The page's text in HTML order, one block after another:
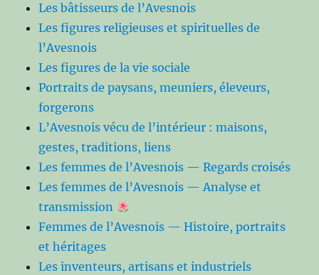
Les bâtisseurs de l’Avesnois
Les figures religieuses et spirituelles de
l’Avesnois
Les figures de la vie sociale
Portraits de paysans, meuniers, éleveurs,
forgerons
L’Avesnois vécu de l’intérieur : maisons,
gestes, traditions, liens
Les femmes de l’Avesnois — Regards croisés
Les femmes de l’Avesnois — Analyse et
transmission
Femmes de l’Avesnois — Histoire, portraits
et héritages
Les inventeurs, artisans et industriels